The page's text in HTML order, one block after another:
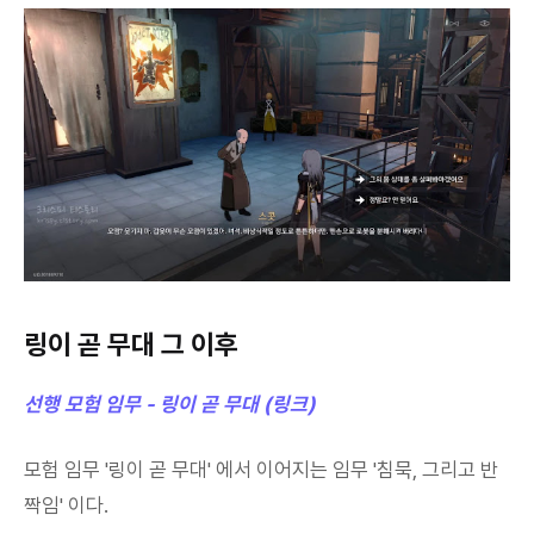
링이 곧 무대 그 이후
선행 모험 임무 - 링이 곧 무대 (링크)
모험 임무 '링이 곧 무대' 에서 이어지는 임무 '침묵, 그리고 반
짝임' 이다.